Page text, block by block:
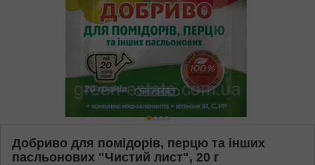
Добриво для помідорів, перцю та інших
пасльонових "Чистий лист", 20 г